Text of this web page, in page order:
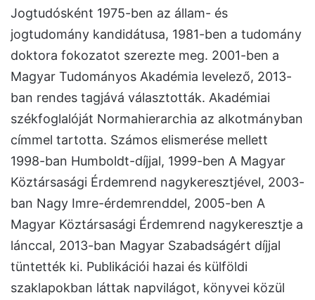
Jogtudósként 1975-ben az állam- és
jogtudomány kandidátusa, 1981-ben a tudomány
doktora fokozatot szerezte meg. 2001-ben a
Magyar Tudományos Akadémia levelező, 2013-
ban rendes tagjává választották. Akadémiai
székfoglalóját Normahierarchia az alkotmányban
címmel tartotta. Számos elismerése mellett
1998-ban Humboldt-díjjal, 1999-ben A Magyar
Köztársasági Érdemrend nagykeresztjével, 2003-
ban Nagy Imre-érdemrenddel, 2005-ben A
Magyar Köztársasági Érdemrend nagykeresztje a
lánccal, 2013-ban Magyar Szabadságért díjjal
tüntették ki. Publikációi hazai és külföldi
szaklapokban láttak napvilágot, könyvei közül